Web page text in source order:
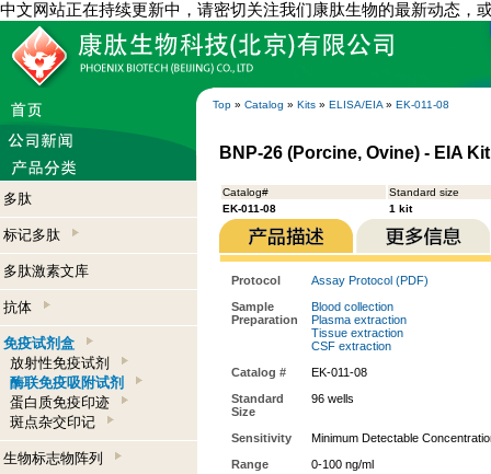
中文网站正在持续更新中，请密切关注我们康肽生物的最新动态，
Top » Catalog » Kits » ELISA/EIA » EK-011-08
多肽
标记多肽
多肽激素文库
抗体
免疫试剂盒
放射性免疫试剂
酶联免疫吸附试剂
蛋白质免疫印迹
斑点杂交印记
生物标志物阵列
BNP-26 (Porcine, Ovine) - EIA Kit
Catalog#
Standard size
EK-011-08
1 kit
Protocol
Assay Protocol (PDF)
Sample
Preparation
Blood collection
Plasma extraction
Tissue extraction
CSF extraction
Catalog #
EK-011-08
Standard
Size
96 wells
Sensitivity
Minimum Detectable
Range
0-100 ng/ml